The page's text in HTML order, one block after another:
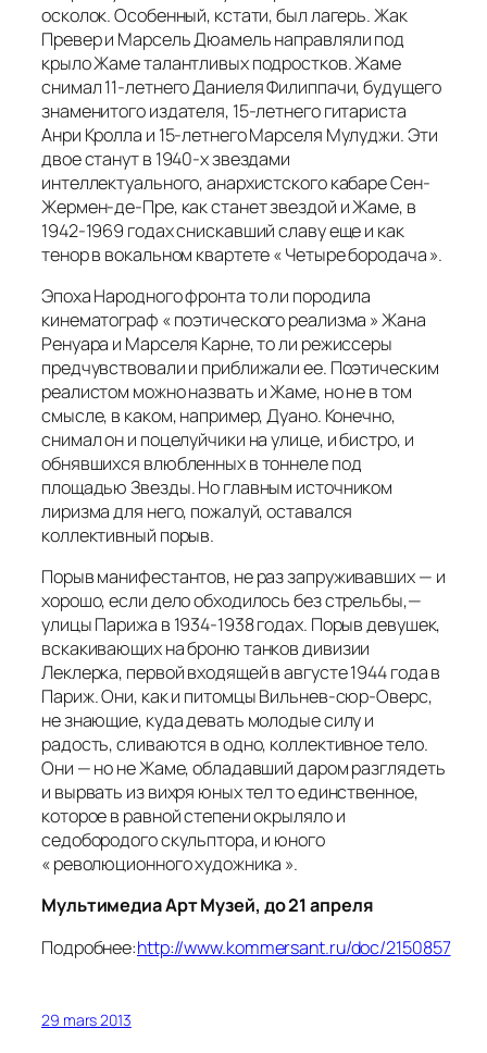
осколок. Особенный, кстати, был лагерь. Жак
Превер и Марсель Дюамель направляли под
крыло Жаме талантливых подростков. Жаме
снимал 11-летнего Даниеля Филиппачи, будущего
знаменитого издателя, 15-летнего гитариста
Анри Кролла и 15-летнего Марселя Мулуджи. Эти
двое станут в 1940-х звездами
интеллектуального, анархистского кабаре Сен-
Жермен-де-Пре, как станет звездой и Жаме, в
1942-1969 годах снискавший славу еще и как
тенор в вокальном квартете « Четыре бородача ».
Эпоха Народного фронта то ли породила
кинематограф « поэтического реализма » Жана
Ренуара и Марселя Карне, то ли режиссеры
предчувствовали и приближали ее. Поэтическим
реалистом можно назвать и Жаме, но не в том
смысле, в каком, например, Дуано. Конечно,
снимал он и поцелуйчики на улице, и бистро, и
обнявшихся влюбленных в тоннеле под
площадью Звезды. Но главным источником
лиризма для него, пожалуй, оставался
коллективный порыв.
Порыв манифестантов, не раз запруживавших — и
хорошо, если дело обходилось без стрельбы,—
улицы Парижа в 1934-1938 годах. Порыв девушек,
вскакивающих на броню танков дивизии
Леклерка, первой входящей в августе 1944 года в
Париж. Они, как и питомцы Вильнев-сюр-Оверс,
не знающие, куда девать молодые силу и
радость, сливаются в одно, коллективное тело.
Они — но не Жаме, обладавший даром разглядеть
и вырвать из вихря юных тел то единственное,
которое в равной степени окрыляло и
седобородого скульптора, и юного
« революционного художника ».
Мультимедиа Арт Музей, до 21 апреля
Подробнее:http://www.kommersant.ru/doc/2150857
29 mars 2013